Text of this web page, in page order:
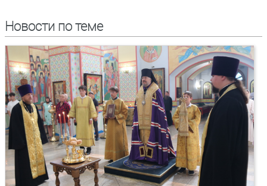
Новости по теме